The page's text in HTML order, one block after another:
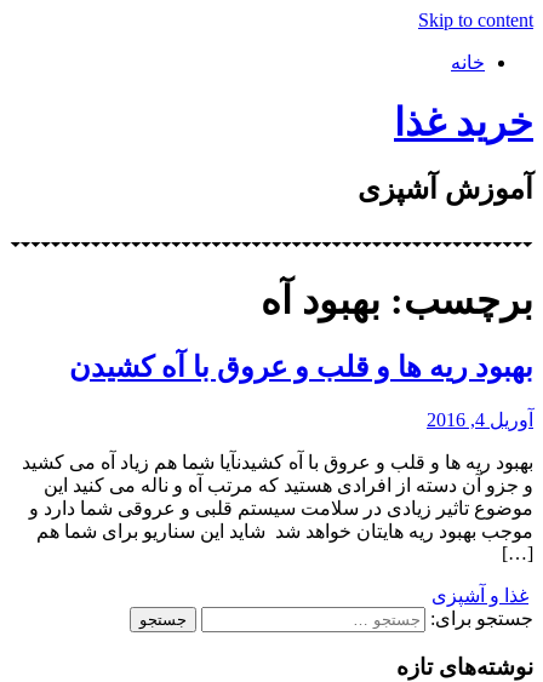
Skip to content
خانه
خرید غذا
آموزش آشپزی
برچسب: بهبود آه
بهبود ریه ها و قلب و عروق با آه کشیدن
آوریل 4, 2016
بهبود ریه ها و قلب و عروق با آه کشیدنآیا شما هم زیاد آه می کشید
و جزو آن دسته از افرادی هستید که مرتب آه و ناله می کنید این
موضوع تاثیر زیادی در سلامت سیستم قلبی و عروقی شما دارد و
موجب بهبود ریه هایتان خواهد شد شاید این سناریو برای شما هم
[…]
غذا و آشپزی
جستجو برای:
نوشته‌های تازه